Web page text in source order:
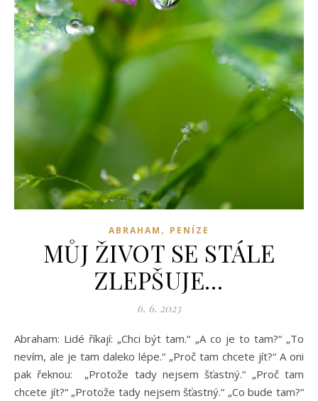
ABRAHAM , PENÍZE
MŮJ ŽIVOT SE STÁLE
ZLEPŠUJE…
6. 6. 2023
Abraham: Lidé říkají: „Chci být tam.“ „A co je to tam?“ „To
nevím, ale je tam daleko lépe.“ „Proč tam chcete jít?“ A oni
pak řeknou: „Protože tady nejsem šťastný.“ „Proč tam
chcete jít?“ „Protože tady nejsem šťastný.“ „Co bude tam?“